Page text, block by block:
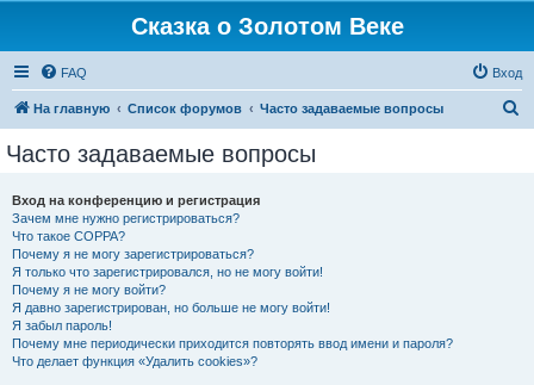
Сказка о Золотом Веке
FAQ Вход
На главную Список форумов Часто задаваемые вопросы
Часто задаваемые вопросы
Вход на конференцию и регистрация
Зачем мне нужно регистрироваться?
Что такое COPPA?
Почему я не могу зарегистрироваться?
Я только что зарегистрировался, но не могу войти!
Почему я не могу войти?
Я давно зарегистрирован, но больше не могу войти!
Я забыл пароль!
Почему мне периодически приходится повторять ввод имени и пароля?
Что делает функция «Удалить cookies»?